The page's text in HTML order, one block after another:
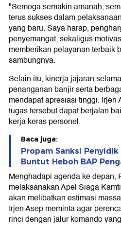
"Semoga semakin amanah,
terus sukses dalam
yang baru. Saya harap,
penyemangat, sekaligus
memberikan pelayanan terbaik
sambungnya.
Selain itu, kinerja jajaran
penanganan banjir serta
mendapat apresiasi tinggi. Irjen
tugas tersebut dapat berjalan
kerja keras personel.
Baca juga:
Propam Sanksi
Buntut Heboh BAP
Menghadapi agenda ke depan,
melaksanakan Apel Siaga
akan melibatkan estimasi
Irjen Asep meminta agar
rinci dengan jalur komando